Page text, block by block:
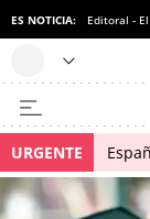
ES NOTICIA: Editoral -
URGENTE